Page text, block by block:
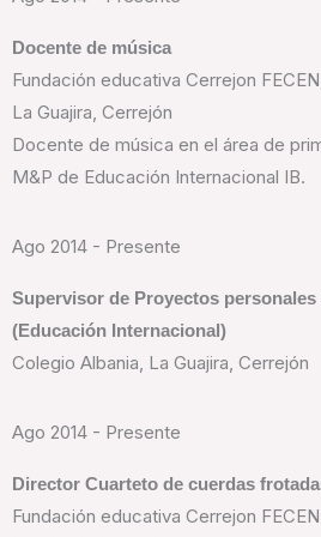
Docente de música
Fundación educativa Cerrejon
La Guajira, Cerrejón
Docente de música en el área de
M&P de Educación Internacional IB.
Ago 2014 - Presente
Supervisor de Proyectos personales
(Educación Internacional)
Colegio Albania, La Guajira, Cerrejón
Ago 2014 - Presente
Director Cuarteto de cuerdas
Fundación educativa Cerrejon